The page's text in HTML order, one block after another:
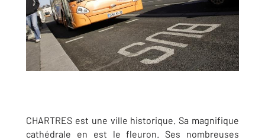
CHARTRES est une ville historique. Sa magnifique
cathédrale en est le fleuron. Ses nombreuses